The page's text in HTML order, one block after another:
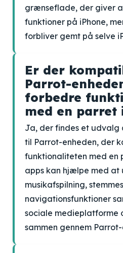
grænseflade, der giver
funktioner på iPhone,
forbliver gemt på selve
Er der
Parrot-
forbedre
med en parret
Ja, der findes et udvalg
til Parrot-enheden, der
funktionaliteten med en
apps kan hjælpe med at
musikafspilning,
navigationsfunktioner
sociale medieplatforme
sammen gennem